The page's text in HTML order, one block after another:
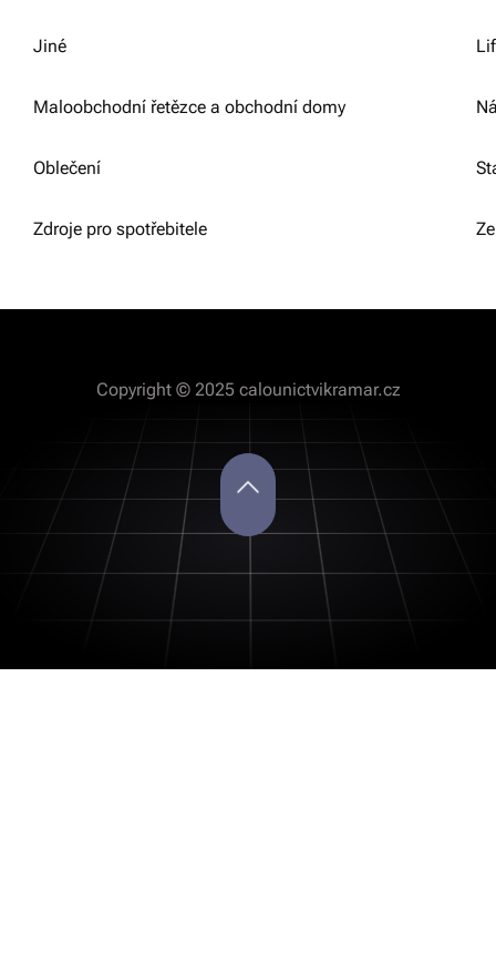
Jiné
Maloobchodní řetězce a obchodní domy
Oblečení
Zdroje pro spotřebitele
Copyright © 2025 calounictvikramar.cz